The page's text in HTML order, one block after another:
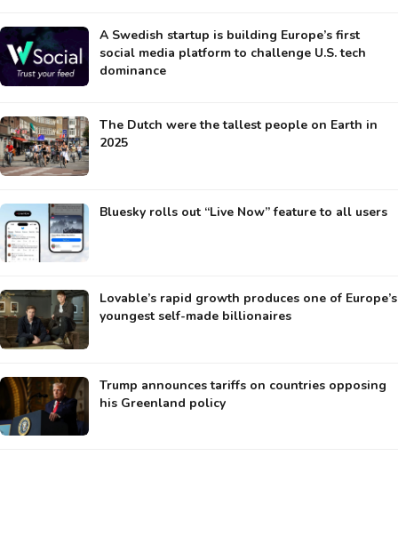
A Swedish startup is building Europe’s first
social media platform to challenge U.S. tech
dominance
The Dutch were the tallest people on Earth in
2025
Bluesky rolls out “Live Now” feature to all users
Lovable’s rapid growth produces one of Europe’s
youngest self-made billionaires
Trump announces tariffs on countries opposing
his Greenland policy